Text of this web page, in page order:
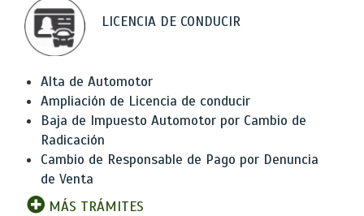
LICENCIA DE CONDUCIR
Alta de Automotor
Ampliación de Licencia de conducir
Baja de Impuesto Automotor por Cambio de
Radicación
Cambio de Responsable de Pago por Denuncia
de Venta
MÁS TRÁMITES